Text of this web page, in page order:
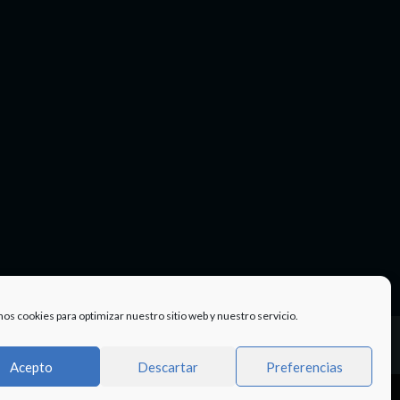
cookies para optimizar nuestro sitio web y nuestro servicio.
Acepto Descartar Preferencias
Twitter
TÉRMINOS
Y